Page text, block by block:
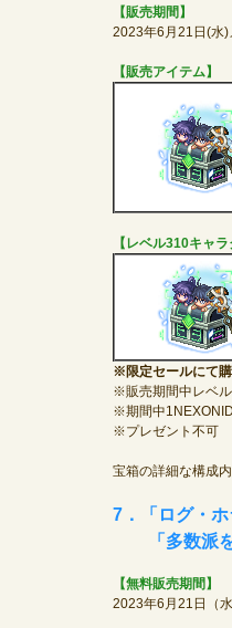
【販売期間】
2023年6月21日(水
【販売アイテム】
【レベル310キャ
※限定セールにて
※販売期間中レベ
※期間中
※プレゼント不可
宝箱の詳細な構成
7．「ログ・
「多数派を
【無料販売期間】
2023年6月21日（